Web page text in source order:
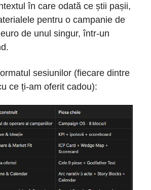
în care odată ce știi pașii,
pentru o campanie de
de unul singur, într-un
sesiunilor (fiecare dintre
ce ți-am oferit cadou):